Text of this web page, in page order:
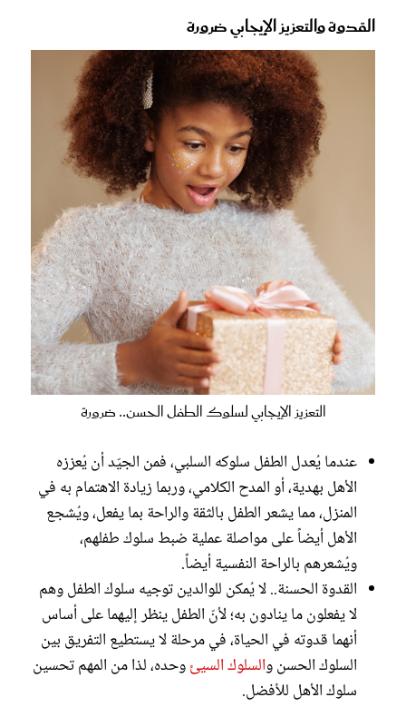
القدوة والتعزيز الإيجابي ضرورة
التعزيز الإيجابي لسلوك الطفل الحسن.. ضرورة
عندما يُعدل الطفل سلوكه السلبي، فمن الجيّد أن يُعززه
الأهل بهدية، أو المدح الكلامي، وربما زيادة الاهتمام به في
المنزل، مما يشعر الطفل بالثقة والراحة بما يفعل، ويُشجع
الأهل أيضاً على مواصلة عملية ضبط سلوك طفلهم،
ويُشعرهم بالراحة النفسية أيضاً.
القدوة الحسنة.. لا يُمكن للوالدين توجيه سلوك الطفل وهم
لا يفعلون ما ينادون به؛ لأنّ الطفل ينظر إليهما على أساس
أنهما قدوته في الحياة، في مرحلة لا يستطيع التفريق بين
السلوك الحسن والسلوك السيئوحده، لذا من المهم تحسين
سلوك الأهل للأفضل.